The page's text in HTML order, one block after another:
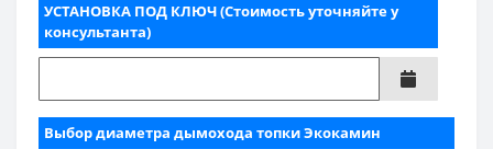
УСТАНОВКА ПОД КЛЮЧ (Стоимость уточняйте у
консультанта)
Выбор диаметра дымохода топки Экокамин